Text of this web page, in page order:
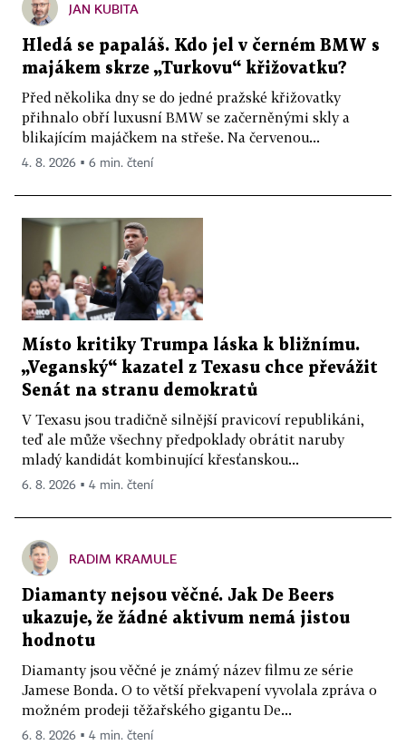
JAN KUBITA
Hledá se papaláš. Kdo jel v černém BMW s
majákem skrze „Turkovu“ křižovatku?
Před několika dny se do jedné pražské křižovatky
přihnalo obří luxusní BMW se začerněnými skly a
blikajícím majáčkem na střeše. Na červenou...
4. 8. 2026 ▪ 6 min. čtení
Místo kritiky Trumpa láska k bližnímu.
„Veganský“ kazatel z Texasu chce převážit
Senát na stranu demokratů
V Texasu jsou tradičně silnější pravicoví republikáni,
teď ale může všechny předpoklady obrátit naruby
mladý kandidát kombinující křesťanskou...
6. 8. 2026 ▪ 4 min. čtení
RADIM KRAMULE
Diamanty nejsou věčné. Jak De Beers
ukazuje, že žádné aktivum nemá jistou
hodnotu
Diamanty jsou věčné je známý název filmu ze série
Jamese Bonda. O to větší překvapení vyvolala zpráva o
možném prodeji těžařského gigantu De...
6. 8. 2026 ▪ 4 min. čtení